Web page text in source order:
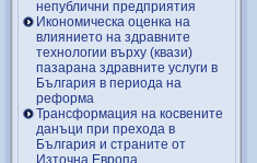
непублични предприятия
Икономическа оценка на
влиянието на здравните
технологии върху (квази)
пазарана здравните услуги в
България в периода на
реформа
Трансформация на косвените
данъци при прехода в
България и страните от
Източна Европа